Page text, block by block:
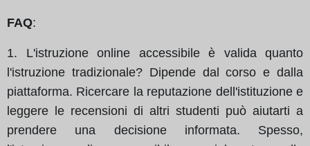
FAQ:
1. L'istruzione online accessibile è valida quanto
l'istruzione tradizionale? Dipende dal corso e dalla
piattaforma. Ricercare la reputazione dell'istituzione e
leggere le recensioni di altri studenti può aiutarti a
prendere una decisione informata. Spesso,